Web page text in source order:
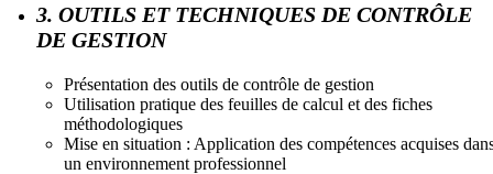
3. OUTILS ET TECHNIQUES DE CONTRÔLE
DE GESTION
Présentation des outils de contrôle de gestion
Utilisation pratique des feuilles de calcul et des fiches
méthodologiques
Mise en situation : Application des compétences acquises
un environnement professionnel